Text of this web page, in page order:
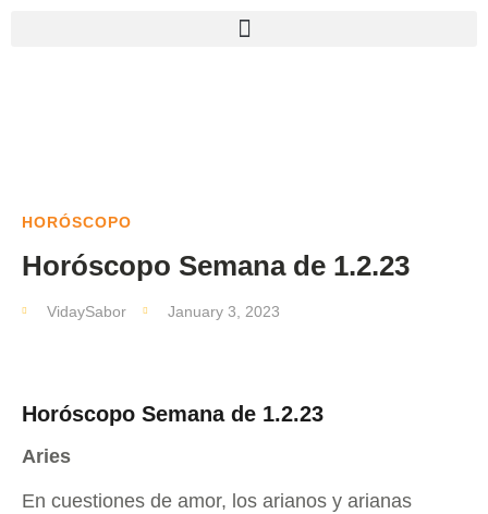
HORÓSCOPO
Horóscopo Semana de 1.2.23
VidaySabor January 3, 2023
Horóscopo Semana de 1.2.23
Aries
En cuestiones de amor, los arianos y arianas